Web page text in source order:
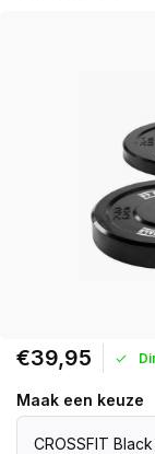
€39,95
Maak een keuze
CROSSFIT